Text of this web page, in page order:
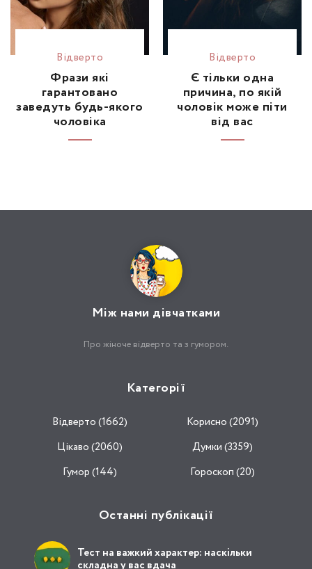
Відвертo
Фрази які
гарантовано
заведуть будь-якого
чоловіка
Відвертo
Є тільки одна
причина, по якій
чоловік може піти
від вас
Між нами дівчатками
Про жіноче відверто та з гумором.
Категорії
Відвертo (1662)
Корисно (2091)
Цікаво (2060)
Думки (3359)
Гумор (144)
Гороскоп (20)
Останні публікації
Тест на важкий характер: наскільки
складна у вас вдача